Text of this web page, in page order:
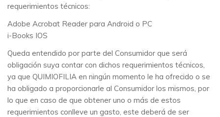
requerimientos técnicos:
Adobe Acrobat Reader para Android o PC
i-Books IOS
Queda entendido por parte del Consumidor que será
obligación suya contar con dichos requerimientos técnicos,
ya que QUIMIOFILIA en ningún momento le ha ofrecido o se
ha obligado a proporcionarle al Consumidor los mismos, por
lo que en caso de que obtener uno o más de estos
requerimientos conlleve un gasto, este deberá de ser